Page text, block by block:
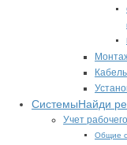
СистемыНайди
Учет
Общие